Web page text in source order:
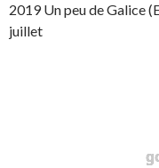
2019 Un peu de Galice
juillet